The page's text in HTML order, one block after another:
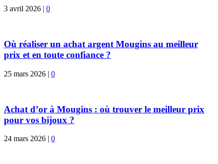
3 avril 2026 0
Où réaliser un achat argent Mougins au meilleur
prix et en toute confiance ?
25 mars 2026 | 0
Achat d’or à Mougins : où trouver le meilleur prix
pour vos bijoux ?
24 mars 2026 | 0